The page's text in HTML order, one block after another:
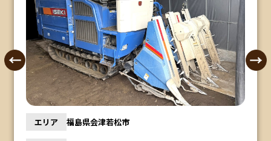
エリア 福島県会津若松市